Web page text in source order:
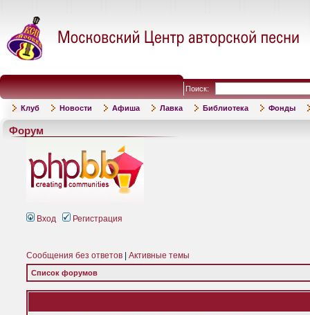
Поиск:
Клуб Новости Афиша Лавка Библиотека Фонды
Форум
Вход Регистрация
Сообщения без ответов Активные темы
Список форумов